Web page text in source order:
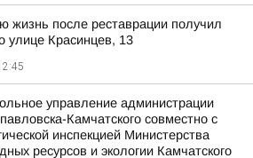
жизнь после реставрации получил
улице Красинцев, 13
управление администрации
Камчатского совместно с
инспекцией Министерства
ресурсов и экологии Камчатского